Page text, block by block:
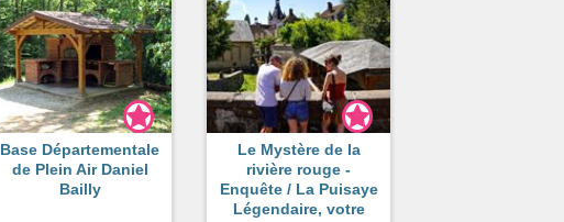
Base Départementale
de Plein Air Daniel
Bailly
Le Mystère de la
rivière rouge -
Enquête / La Puisaye
Légendaire, votre